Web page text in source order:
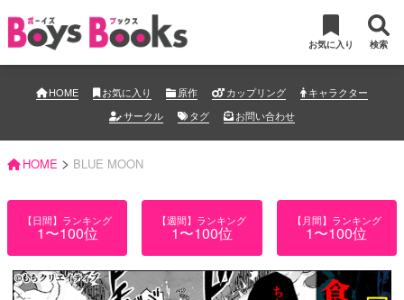
お気に入り 検索
HOME お気に入り 原作 カップリング
キャラクター
サークル
タグ お問い合わせ
HOME > BLUE MOON
【日間】ランキング
1〜100位
【週間】ランキング
1〜100位
【月間】ランキング
1〜100位